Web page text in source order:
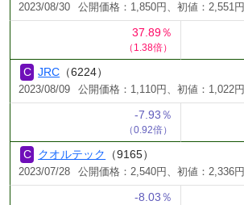
2023/08/30 公開価格：1,850円、初値：2,551円
37.89％
（1.38倍）
JRC （6224）
2023/08/09 公開価格：1,110円、初値：1,022円
-7.93％
（0.92倍）
クオルテック （9165）
2023/07/28 公開価格：2,540円、初値：2,336円
-8.03％